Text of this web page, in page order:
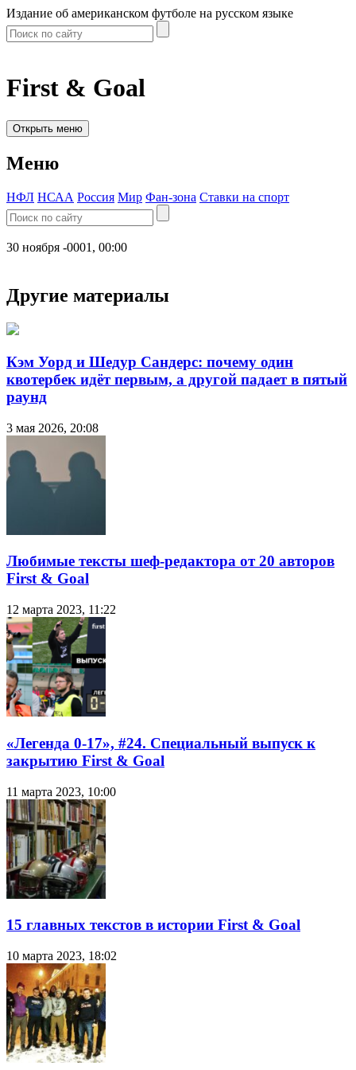
Издание об американском футболе на русском языке
First & Goal
Открыть меню
Меню
НФЛ НСАА Россия Мир Фан-зона Ставки на спорт
30 ноября -0001, 00:00
Другие материалы
Кэм Уорд и Шедур Сандерс: почему один
квотербек идёт первым, а другой падает в пятый
раунд
3 мая 2026, 20:08
Любимые тексты шеф-редактора от 20 авторов
First & Goal
12 марта 2023, 11:22
«Легенда 0-17», #24. Специальный выпуск к
закрытию First & Goal
11 марта 2023, 10:00
15 главных текстов в истории First & Goal
10 марта 2023, 18:02